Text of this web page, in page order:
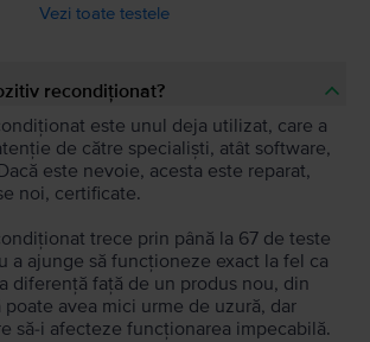
Vezi toate testele
recondiționat?
este unul deja utilizat, care a
de către specialiști, atât software,
este nevoie, acesta este reparat,
noi, certificate.
trece prin până la 67 de teste
a ajunge să funcționeze exact la fel ca
diferență față de un produs nou, din
poate avea mici urme de uzură, dar
să-i afecteze funcționarea impecabilă.